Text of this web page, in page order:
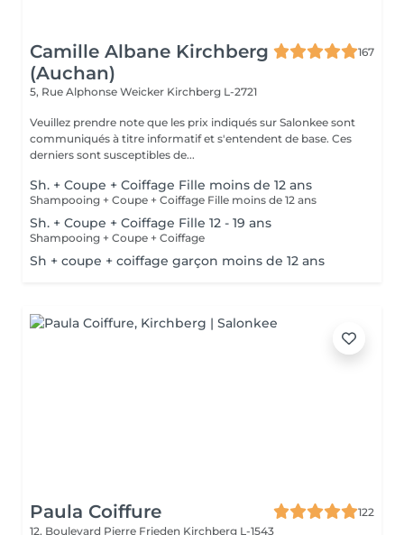
Camille Albane Kirchberg
(Auchan)
167
5, Rue Alphonse Weicker Kirchberg L-2721
Veuillez prendre note que les prix indiqués sur Salonkee sont
communiqués à titre informatif et s'entendent de base. Ces
derniers sont susceptibles de...
Sh. + Coupe + Coiffage Fille moins de 12 ans
Shampooing + Coupe + Coiffage Fille moins de 12 ans
Sh. + Coupe + Coiffage Fille 12 - 19 ans
Shampooing + Coupe + Coiffage
Sh + coupe + coiffage garçon moins de 12 ans
Paula Coiffure
122
12, Boulevard Pierre Frieden Kirchberg L-1543